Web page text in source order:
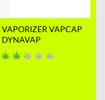
VAPORIZER VAPCAP
DYNAVAP